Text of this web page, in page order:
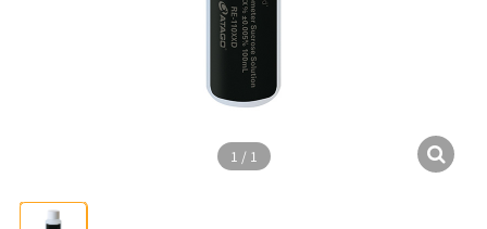
1 / 1